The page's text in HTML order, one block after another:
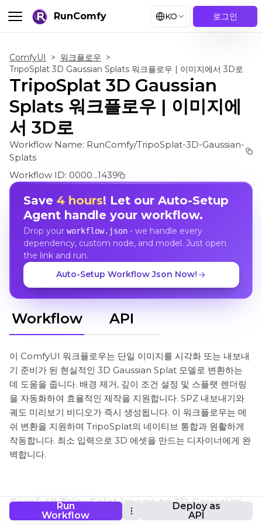
RunComfy KO 로그인
Run
Workflow
Deploy as
API
ComfyUI > 워크플로우 >
TripoSplat 3D Gaussian Splats 워크플로우 | 이미지에서 3D로
TripoSplat 3D Gaussian
Splats 워크플로우 | 이미지에
서 3D로
Workflow Name: RunComfy/TripoSplat-3D-Gaussian-
Splats
Workflow ID: 0000...1439
Save 4 hours! Let our Auto-Setup
Agent handle your workflow.
Drop your workflow.json- we handle every
dependency, custom node, and model. Just open
the link and run.
Auto-Setup Workflow Json Now!
Workflow API
이 ComfyUI 워크플로우는 단일 이미지를 시각화 또는 내보내
기 준비가 된 현실적인 3D Gaussian Splat 모델로 변환하는
데 도움을 줍니다. 배경 제거, 깊이 조건 설정 및 스플랫 렌더링
을 자동화하여 효율적인 제작을 지원합니다. SPZ 내보내기와
궤도 미리보기 비디오가 즉시 생성됩니다. 이 워크플로우는 메
쉬 변환을 지원하며 TripoSplat의 네이티브 통합과 원활하게
작동합니다. 최소 입력으로 3D 에셋을 만드는 디자이너에게 완
벽합니다.
ComfyUI TripoSplat image to 3D Gaussian
Splats workflow 워크플로우